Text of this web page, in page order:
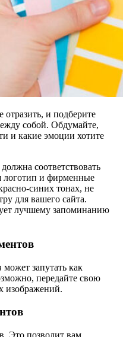
отразить, и подберите
собой. Обдумайте,
и какие эмоции хотите
соответствовать
и фирменные
синих тонах, не
для вашего сайта.
лучшему запоминанию
может запутать как
передайте свою
изображений.